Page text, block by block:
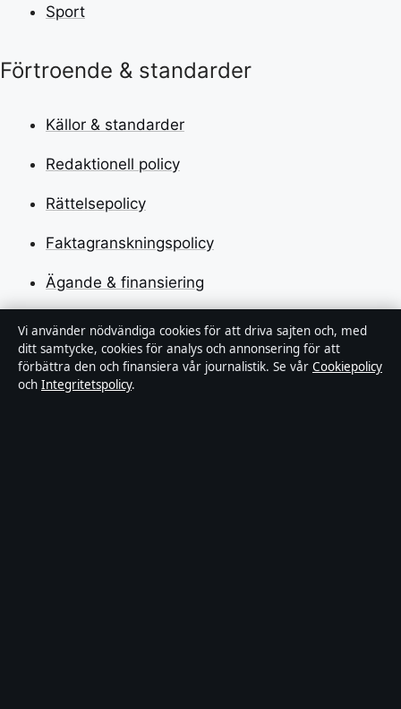
Sport
Förtroende & standarder
Källor & standarder
Redaktionell policy
Rättelsepolicy
Faktagranskningspolicy
Ägande & finansiering
Integritetspolicy
Cookiepolicy
Vi använder nödvändiga cookies för att driva sajten och, med
ditt samtycke, cookies för analys och annonsering för att
förbättra den och finansiera vår journalistik. Se vår Cookiepolicy
och Integritetspolicy.